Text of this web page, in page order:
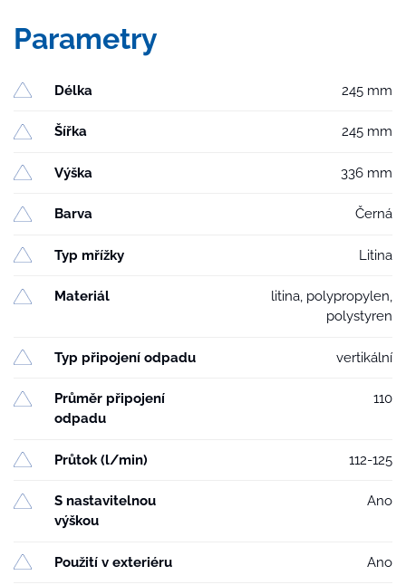
límec,
mřížka
SPACE
množství
Parametry
Délka 245 mm
Šířka 245 mm
Výška 336 mm
Barva Černá
Typ mřížky Litina
Materiál
litina, polypropylen,
polystyren
Typ připojení odpadu vertikální
Průměr připojení
odpadu
110
Průtok (l/min) 112-125
S nastavitelnou
výškou
Ano
Použití v exteriéru Ano